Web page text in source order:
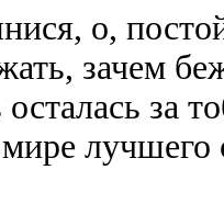
о,
зачем
за
лучшего